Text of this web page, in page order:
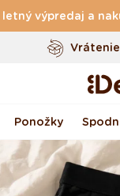
výpredaj a
Originálny
Rýchle
Ponožky